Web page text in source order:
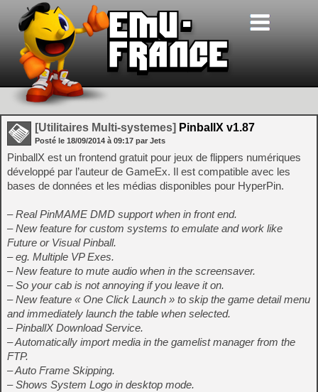
[Utilitaires Multi-systemes] PinballX v1.87
Posté le 18/09/2014 à 09:17 par Jets
PinballX est un frontend gratuit pour jeux de flippers numériques
développé par l’auteur de GameEx. Il est compatible avec les
bases de données et les médias disponibles pour HyperPin.
– Real PinMAME DMD support when in front end.
– New feature for custom systems to emulate and work like
Future or Visual Pinball.
– eg. Multiple VP Exes.
– New feature to mute audio when in the screensaver.
– So your cab is not annoying if you leave it on.
– New feature « One Click Launch » to skip the game detail menu
and immediately launch the table when selected.
– PinballX Download Service.
– Automatically import media in the gamelist manager from the
FTP.
– Auto Frame Skipping.
– Shows System Logo in desktop mode.